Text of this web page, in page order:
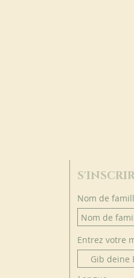
Nom de
Entrez votre